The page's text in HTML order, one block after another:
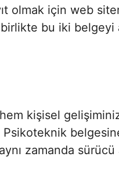
olmak için web
bu iki belgeyi
kişisel
zamanda sürücü